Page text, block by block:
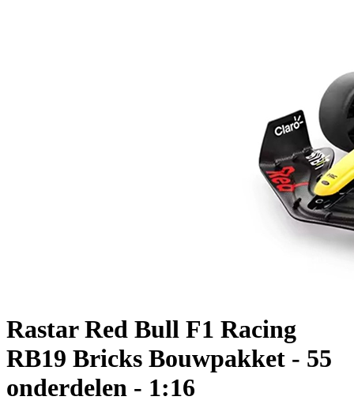
Rastar Red Bull F1 Racing
RB19 Bricks Bouwpakket - 55
onderdelen - 1:16